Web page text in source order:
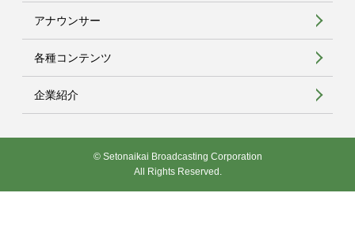
アナウンサー
各種コンテンツ
企業紹介
© Setonaikai Broadcasting Corporation
All Rights Reserved.